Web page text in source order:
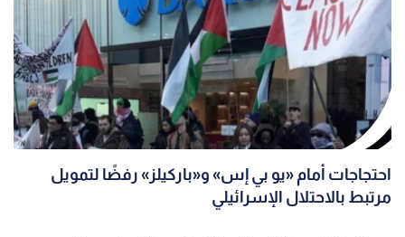
احتجاجات أمام «يو بي إس» و«باركيلز» رفضًا لتمويل
مرتبط بالاحتلال الإسرائيلي